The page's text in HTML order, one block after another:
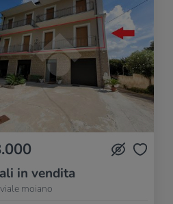
in vendita
moiano